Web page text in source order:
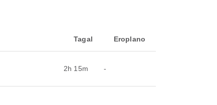
Tagal Eroplano
2h 15m -